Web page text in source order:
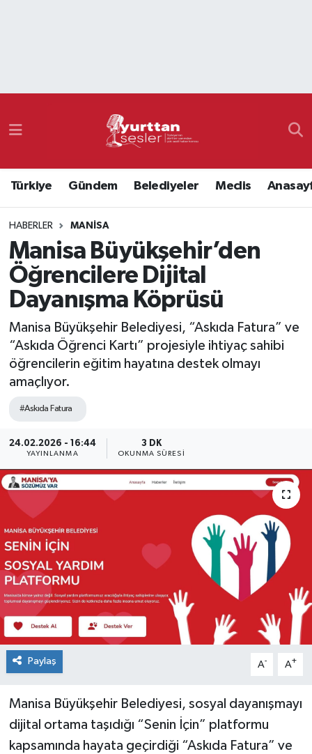
Türkiye Gündem Belediyeler Meclis
HABERLER MANISA
Manisa Büyükşehir’den
Öğrencilere Dijital
Dayanışma Köprüsü
Manisa Büyükşehir Belediyesi, “Askıda Fatura” ve
“Askıda Öğrenci Kartı” projesiyle ihtiyaç sahibi
öğrencilerin eğitim hayatına destek olmayı
amaçlıyor.
#Askıda Fatura
24.02.2026 - 16:44
YAYINLANMA
3 DK
OKUNMA SÜRESI
Paylaş A- A+
Manisa Büyükşehir Belediyesi, sosyal dayanışmayı
dijital ortama taşıdığı “Senin İçin” platformu
kapsamında hayata geçirdiği “Askıda Fatura” ve
Namaz Vakitleri
Süper Lig Puan Durumu ve Fikstür
Tüm Manşetler
Son Dakika Haberleri
Haber Arşivi